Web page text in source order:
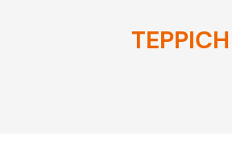
TEPPICH